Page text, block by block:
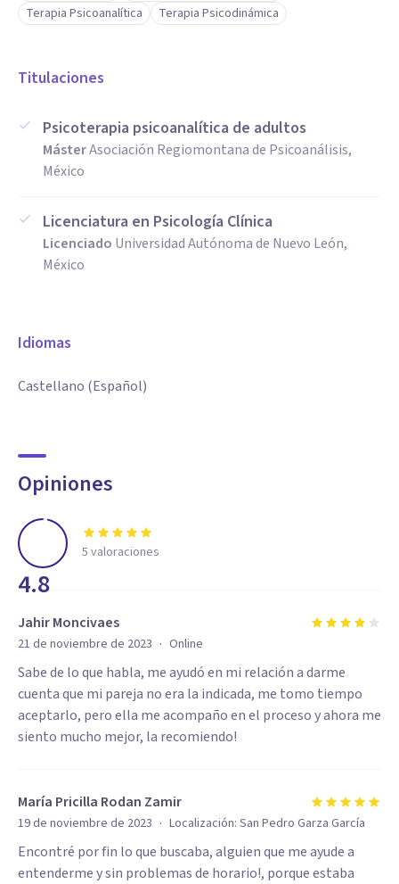
Terapia Psicoanalítica Terapia Psicodinámica
Titulaciones
Psicoterapia psicoanalítica de adultos
MásterAsociación Regiomontana de Psicoanálisis,
México
Licenciatura en Psicología Clínica
Licenciado Universidad Autónoma de Nuevo León,
México
Idiomas
Castellano (Español)
Opiniones
4.8
5 valoraciones
Jahir Moncivaes
21 de noviembre de 2023 · Online
Sabe de lo que habla, me ayudó en mi relación a darme
cuenta que mi pareja no era la indicada, me tomo tiempo
aceptarlo, pero ella me acompaño en el proceso y ahora me
siento mucho mejor, la recomiendo!
María Pricilla Rodan Zamir
19 de noviembre de 2023 · Localización: San Pedro Garza García
Encontré por fin lo que buscaba, alguien que me ayude a
entenderme y sin problemas de horario!, porque estaba